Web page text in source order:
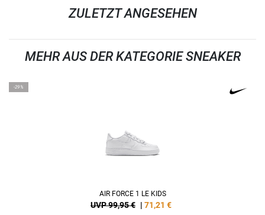
ZULETZT ANGESEHEN
MEHR AUS DER KATEGORIE SNEAKER
-29%
AIR FORCE 1 LE KIDS
UVP 99,95 € | 71,21 €